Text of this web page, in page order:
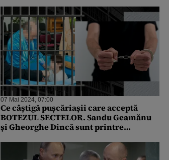
07 Mai 2024, 07:00
Ce câștigă pușcăriașii care acceptă
BOTEZUL SECTELOR. Sandu Geamănu
și Gheorghe Dincă sunt printre